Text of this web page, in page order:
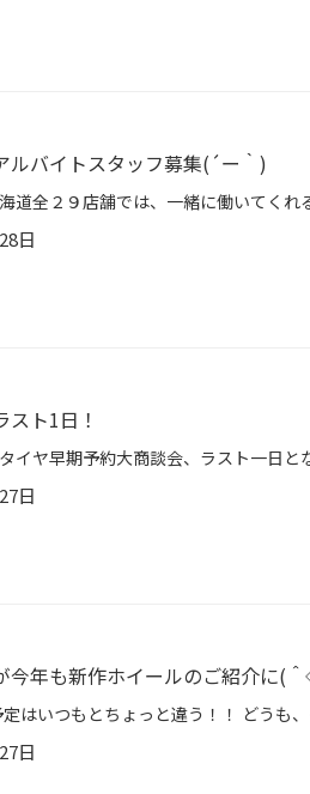
バイトスタッフ募集(´ー｀)
日
スト1日！
日
今年も新作ホイールのご紹介に(
日